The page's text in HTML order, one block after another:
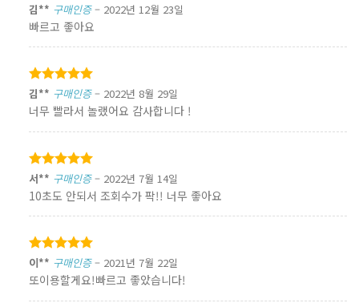
5 중에서
5로 평가됨
김** 구매인증 – 2022년 12월 23일
빠르고 좋아요
5 중에서
5 로 평가됨
김** 구매인증 – 2022년 8월 29일
너무 빨라서 놀랬어요 감사합니다 !
5 중에서
5 로 평가됨
서** 구매인증 – 2022년 7월 14일
10초도 안되서 조회수가 팍!! 너무 좋아요
5 중에서
5로 평가됨
이** 구매인증 – 2021년 7월 22일
또이용할게요!빠르고 좋았습니다!